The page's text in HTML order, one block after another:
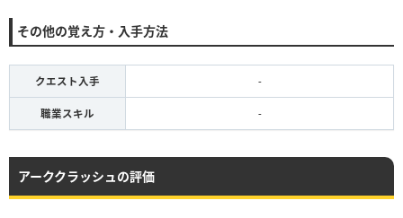
その他の覚え方・入手方法
クエスト入手 -
職業スキル -
アーククラッシュの評価